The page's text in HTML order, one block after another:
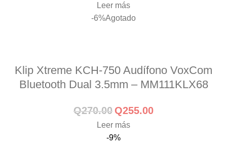
Leer más
-6%Agotado
Klip Xtreme KCH-750 Audífono VoxCom
Bluetooth Dual 3.5mm – MM111KLX68
Q270.00 Q255.00
Leer más
-9%